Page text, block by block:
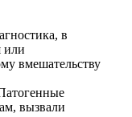
в
или
вмешательству
вызвали